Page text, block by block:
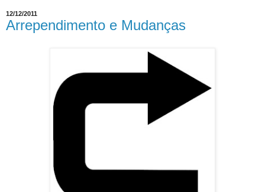
12/12/2011
Arrependimento e Mudanças